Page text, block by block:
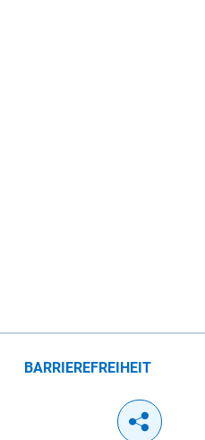
BARRIEREFREIHEIT